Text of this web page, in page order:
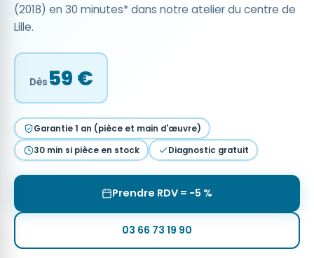
(2018) en 30 minutes* dans notre atelier du centre de
Lille.
Dès 59 €
Garantie 1 an (pièce et main d'œuvre)
30 min si pièce en stock
Diagnostic gratuit
Prendre RDV = −5 %
03 66 73 19 90